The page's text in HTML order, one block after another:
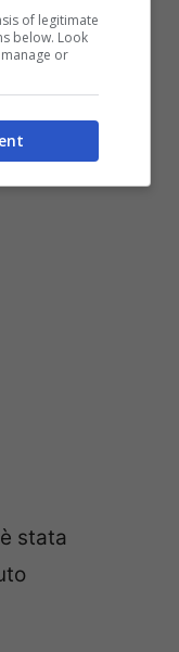
stata
of legitimate
below. Look
or